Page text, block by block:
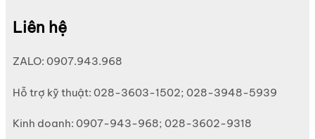
Liên hệ
ZALO: 0907.943.968
Hỗ trợ kỹ thuật: 028-3603-1502; 028-3948-5939
Kinh doanh: 0907-943-968; 028-3602-9318